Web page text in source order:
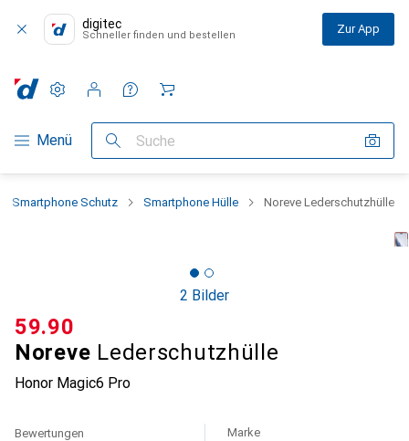
digitec
Schneller finden und bestellen Zur App
Navigation nach Kategorien
Menü Suche
Einstellungen
Kundenkonto
Vergleichslisten
Merklisten
Warenkorb
Smartphone Schutz Smartphone Hülle Noreve Lederschutzhülle
2 Bilder
Noreve Lederschutzhülle
Honor Magic6 Pro
CHF
59.90
Bewertungen Marke